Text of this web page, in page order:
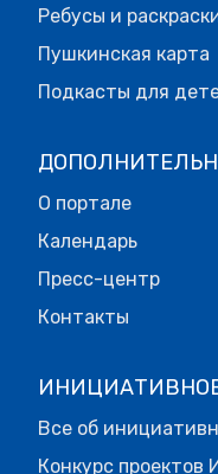
Ребусы и
Пушкинская карта
Подкасты для
О портале
Календарь
Пресс-центр
Контакты
Все об
Конкурс проектов